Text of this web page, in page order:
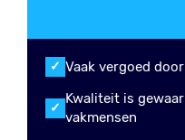
Vaak vergoed
Kwaliteit is
vakmensen